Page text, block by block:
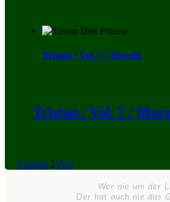
Tristan / Vol. 7 / Morold
Tristan / Vol. 7 /
Zurück1 23Vor
Wer nie um der
Der hat auch nie das